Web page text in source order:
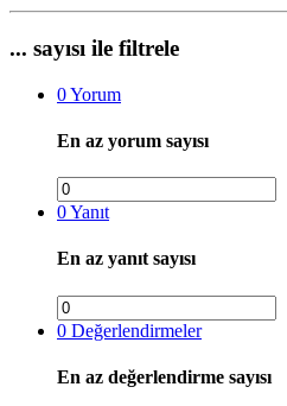
... sayısı ile filtrele
0Yorum
En az yorum sayısı
0Yanıt
En az yanıt sayısı
0 Değerlendirmeler
En az değerlendirme sayısı